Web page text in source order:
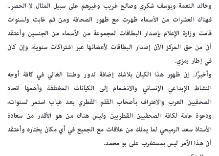
وخالد النعمة ويوسف شكري وصالح غريب وغيرهم على سبيل المثال لا الحصر..
فهناك العشرات من الأسماء ظهرت مع ظهور الصحافة ومن ثم غابت ولسنوات
قامت وزارة الإعلام بإصدار البطاقات لمجموعة من الأسماء من الجنسين وأعتقد
أن من حق المركز الآن إصدار البطاقات لأعضائها عبر اشتراكات سنوية، وإن كان
في إطار رمزي.
وأخيرًا.. إن ظهور هذا الكيان بلاشك إضافة لدور وطننا الغالي في كافة أوجه
النشاط الإبداعي الإنساني والانضمام إلى الكيانات المختلفة وأهمها اتحاد
الصحفيين العرب والاعتراف بأصحاب القلم القطري بعد غياب استمر لسنوات،
ودعوة عامة لكافة الصحفيين القطريين وليس هناك من هو الأقدر من سعادة
الأستاذ سعد الرميحي لما يملك من علاقات مع الجميع في أي مكان يختاره وأعتقد
أن هذا الأمر ليس بمستغرب على بو محمد.